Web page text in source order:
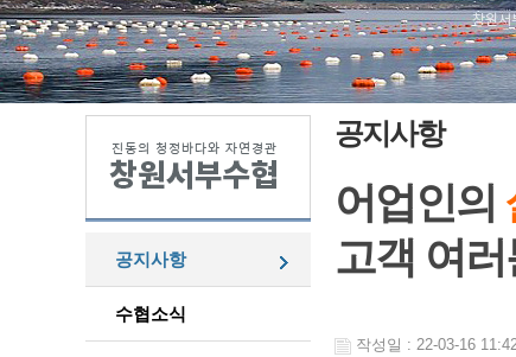
공지사항
수협소식
공지사항
어업인의
고객 여러
작성일 : 22-03-16